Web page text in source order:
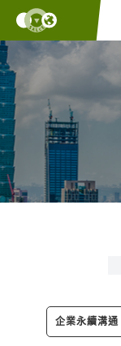
企業永續溝通